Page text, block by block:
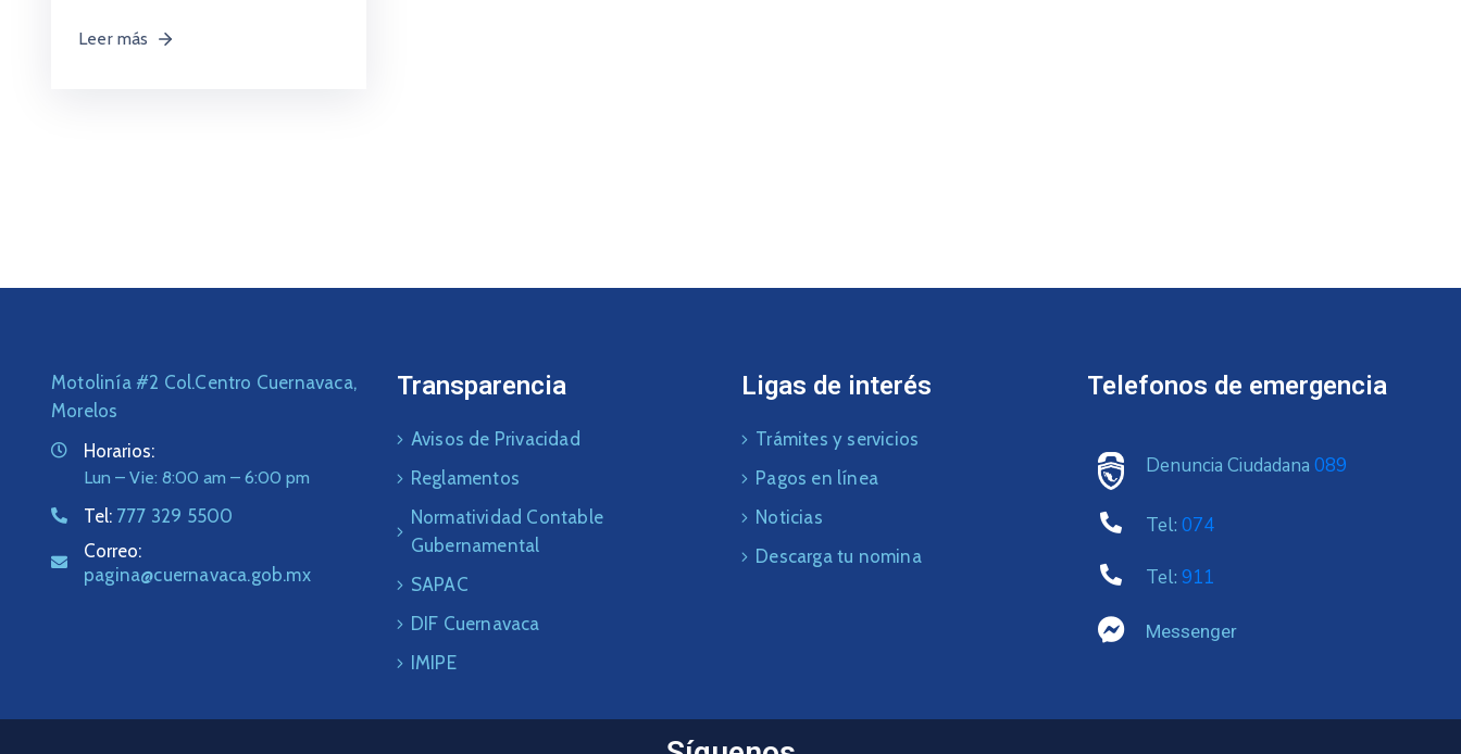
Leer más
Motolinía #2 Col.Centro Cuernavaca,
Morelos
Horarios:
Lun – Vie: 8:00 am – 6:00 pm
Tel: 777 329 5500
Correo:
pagina@cuernavaca.gob.mx
Transparencia
Avisos de Privacidad
Reglamentos
Normatividad Contable
Gubernamental
SAPAC
DIF Cuernavaca
IMIPE
Ligas de interés
Trámites y servicios
Pagos en línea
Noticias
Descarga tu nomina
Telefonos de emergencia
Denuncia Ciudadana 089
Tel: 074
Tel: 911
Messenger